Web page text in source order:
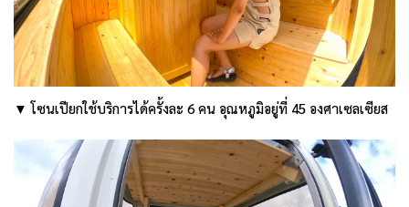
▼ โซนเปียกใช้บริการได้ครั้งละ 6 คน อุณหภูมิอยู่ที่ 45 องศาเซลเซียส